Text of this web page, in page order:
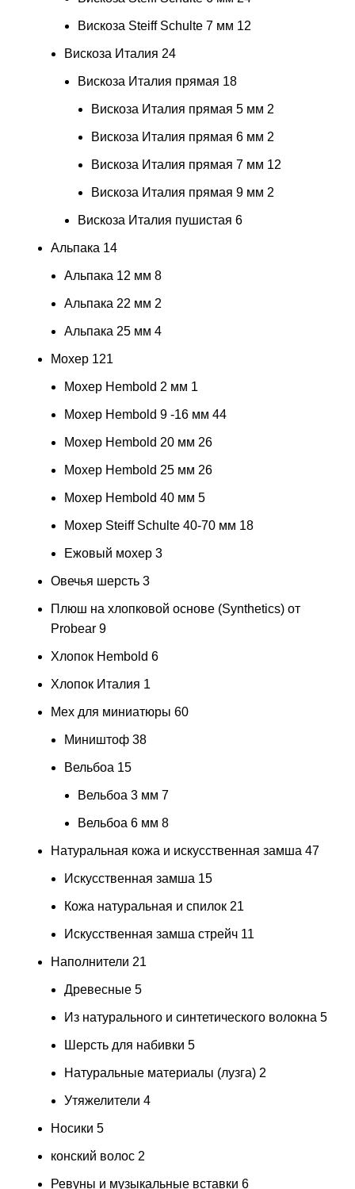
Вискоза Steiff Schulte 7 мм 12
Вискоза Италия 24
Вискоза Италия прямая 18
Вискоза Италия прямая 5 мм 2
Вискоза Италия прямая 6 мм 2
Вискоза Италия прямая 7 мм 12
Вискоза Италия прямая 9 мм 2
Вискоза Италия пушистая 6
Альпака 14
Альпака 12 мм 8
Альпака 22 мм 2
Альпака 25 мм 4
Мохер 121
Мохер Hembold 2 мм 1
Мохер Hembold 9 -16 мм 44
Мохер Hembold 20 мм 26
Мохер Hembold 25 мм 26
Мохер Hembold 40 мм 5
Мохер Steiff Schulte 40-70 мм 18
Ежовый мохер 3
Овечья шерсть 3
Плюш на хлопковой основе (Synthetics) от
Probear 9
Хлопок Hembold 6
Хлопок Италия 1
Мех для миниатюры 60
Миништоф 38
Вельбоа 15
Вельбоа 3 мм 7
Вельбоа 6 мм 8
Натуральная кожа и искусственная замша 47
Искусственная замша 15
Кожа натуральная и спилок 21
Искусственная замша стрейч 11
Наполнители 21
Древесные 5
Из натурального и синтетического волокна 5
Шерсть для набивки 5
Натуральные материалы (лузга) 2
Утяжелители 4
Носики 5
конский волос 2
Ревуны и музыкальные вставки 6